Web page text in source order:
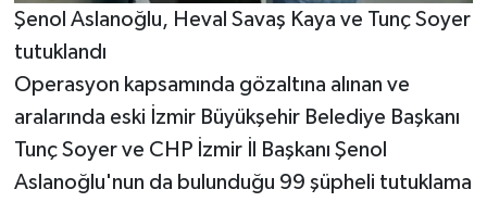
Şenol Aslanoğlu, Heval Savaş Kaya ve Tunç Soyer
tutuklandı
Operasyon kapsamında gözaltına alınan ve
aralarında eski İzmir Büyükşehir Belediye Başkanı
Tunç Soyer ve CHP İzmir İl Başkanı Şenol
Aslanoğlu'nun da bulunduğu 99 şüpheli tutuklama